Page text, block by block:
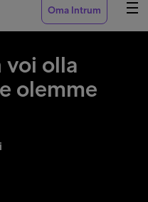
Oma Intrum
voi olla
olemme